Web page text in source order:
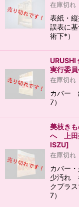
在庫切れ
表紙・
誤表に
術下*）
実行委
在庫切れ
カバー
7）
美枝き
へ 上田
ISZU]
在庫切れ
カバー
少汚れ
クプラ
7）